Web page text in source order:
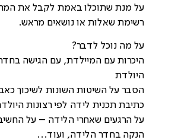
על מנת שתוכלו באמת לקבל את
רשימת שאלות או נושאים מראש.
על מה נוכל לדבר?
היכרות עם המיילדת, עם הגישה
היולדת
הסבר על השיטות השונות לשיכוך
כתיבת תכנית לידה לפי רצונות
על הרגעים שאחרי הלידה – על
הנקה בחדר הלידה, ועוד...